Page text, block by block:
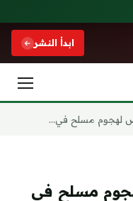
ابدأ النشر
لهجوم مسلح في...
مسلح في